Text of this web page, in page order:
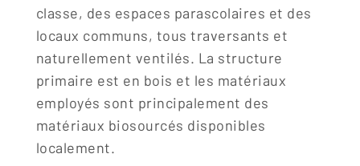
classe, des espaces parascolaires et des
locaux communs, tous traversants et
naturellement ventilés. La structure
primaire est en bois et les matériaux
employés sont principalement des
matériaux biosourcés disponibles
localement.